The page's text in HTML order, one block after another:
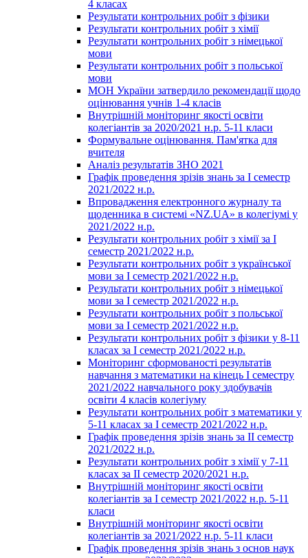
4 класах
Результати контрольних робіт з фізики
Результати контрольних робіт з хімії
Результати контрольних робіт з німецької
мови
Результати контрольних робіт з польської
мови
МОН України затвердило рекомендації щодо
оцінювання учнів 1-4 класів
Внутрішній моніторинг якості освіти
колегіантів за 2020/2021 н.р. 5-11 класи
Формувальне оцінювання. Пам'ятка для
вчителя
Аналіз результатів ЗНО 2021
Графік проведення зрізів знань за І семестр
2021/2022 н.р.
Впровадження електронного журналу та
щоденника в системі «NZ.UA» в колегіумі у
2021/2022 н.р.
Результати контрольних робіт з хімії за І
семестр 2021/2022 н.р.
Результати контрольних робіт з української
мови за І семестр 2021/2022 н.р.
Результати контрольних робіт з німецької
мови за І семестр 2021/2022 н.р.
Результати контрольних робіт з польської
мови за І семестр 2021/2022 н.р.
Результати контрольних робіт з фізики у 8-11
класах за І семестр 2021/2022 н.р.
Моніторинг сформованості результатів
навчання з математики на кінець І семестру
2021/2022 навчального року здобувачів
освіти 4 класів колегіуму
Результати контрольних робіт з математики у
5-11 класах за І семестр 2021/2022 н.р.
Графік проведення зрізів знань за ІІ семестр
2021/2022 н.р.
Результати контрольних робіт з хімії у 7-11
класах за ІІ семестр 2020/2021 н.р.
Внутрішній моніторинг якості освіти
колегіантів за І семестр 2021/2022 н.р. 5-11
класи
Внутрішній моніторинг якості освіти
колегіантів за 2021/2022 н.р. 5-11 класи
Графік проведення зрізів знань з основ наук